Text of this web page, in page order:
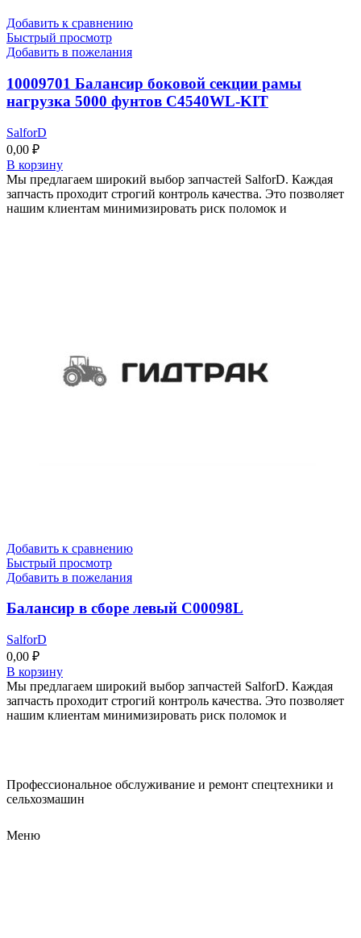
Добавить к сравнению
Быстрый просмотр
Добавить в пожелания
10009701 Балансир боковой секции рамы
нагрузка 5000 фунтов C4540WL-KIT
SalforD
0,00 ₽
В корзину
Мы предлагаем широкий выбор запчастей SalforD. Каждая
запчасть проходит строгий контроль качества. Это позволяет
нашим клиентам минимизировать риск поломок и
Добавить к сравнению
Быстрый просмотр
Добавить в пожелания
Балансир в сборе левый C00098L
SalforD
0,00 ₽
В корзину
Мы предлагаем широкий выбор запчастей SalforD. Каждая
запчасть проходит строгий контроль качества. Это позволяет
нашим клиентам минимизировать риск поломок и
Профессиональное обслуживание и ремонт спецтехники и
сельхозмашин
Меню